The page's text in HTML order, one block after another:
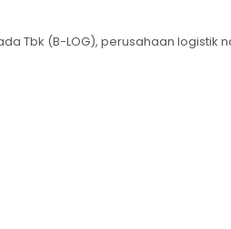
Tbk (B-LOG), perusahaan